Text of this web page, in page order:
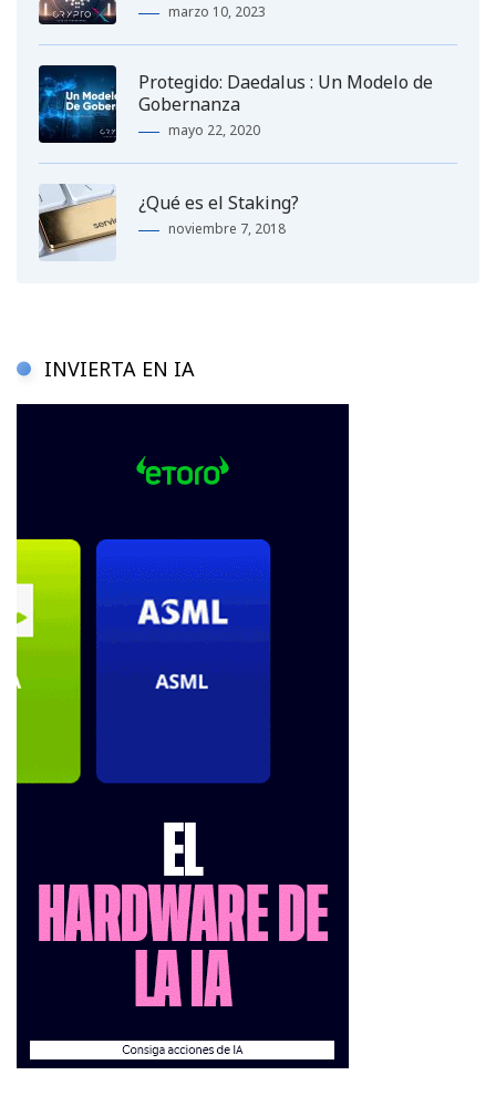
marzo 10, 2023
Protegido: Daedalus : Un Modelo de
Gobernanza
mayo 22, 2020
¿Qué es el Staking?
noviembre 7, 2018
INVIERTA EN IA